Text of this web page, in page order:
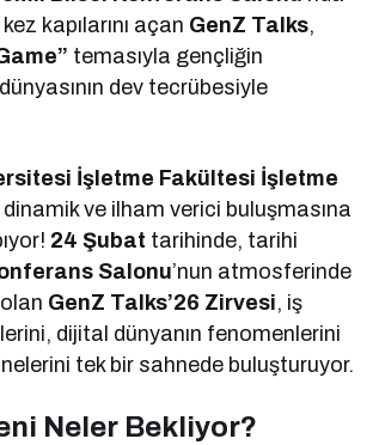
kapılarını açan GenZ Talks,
temasıyla gençliğin
dev tecrübesiyle
İşletme Fakültesi İşletme
dinamik ve ilham verici buluşmasına
24 Şubat tarihinde, tarihi
Salonu’nun atmosferinde
GenZ Talks’26 Zirvesi, iş
dijital dünyanın fenomenlerini
tek bir sahnede buluşturuyor.
Neler Bekliyor?